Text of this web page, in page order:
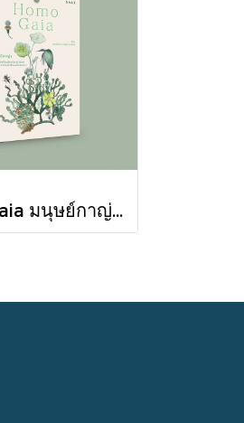
Homo Gaia มนุษย์กาญ่า / สรณรัชฎ์ กาญจนะวณิชย์ / Oy Kanjanavanit / salt